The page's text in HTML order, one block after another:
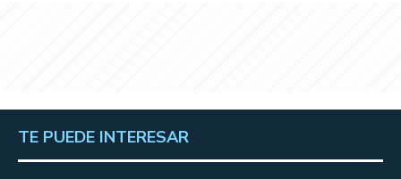
TE PUEDE INTERESAR